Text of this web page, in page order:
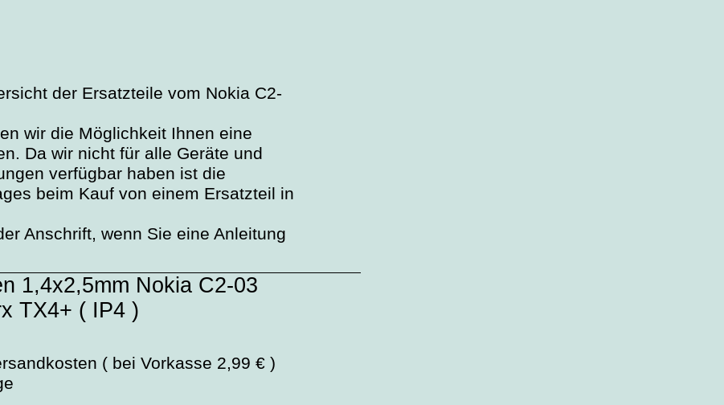
der Ersatzteile vom Nokia C2-
wir die Möglichkeit Ihnen eine
Da wir nicht für alle Geräte und
verfügbar haben ist die
beim Kauf von einem Ersatzteil in
Anschrift, wenn Sie eine Anleitung
1,4x2,5mm Nokia C2-03
TX4+ ( IP4 )
( bei Vorkasse 2,99 € )